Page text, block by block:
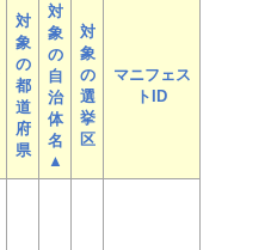
対
象
の
都
道
府
県
対
象
の
自
治
体
名
▲
対
象
の
選
挙
区
マニフェス
トID